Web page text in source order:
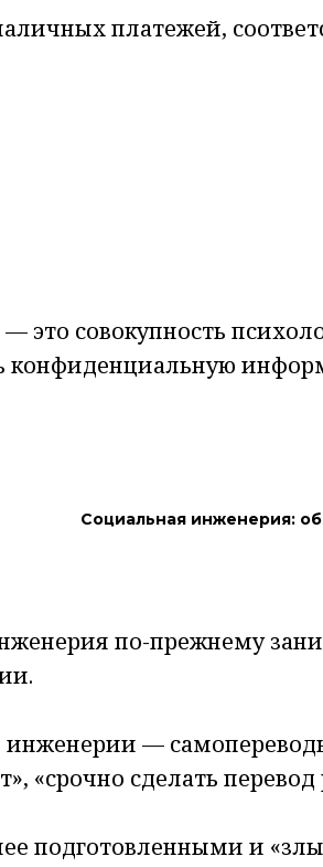
платежей,
— это совокупность
конфиденциальную
Социальная инженерия:
по-прежнему
—
«срочно сделать
подготовленными и